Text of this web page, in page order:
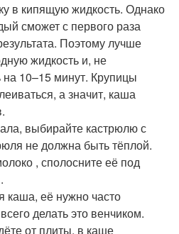
в кипящую жидкость. Однако
сможет с первого раза
Поэтому лучше
жидкость и, не
10–15 минут. Крупицы
а значит, каша
выбирайте кастрюлю с
не должна быть тёплой.
, сполосните её под
каша, её нужно часто
делать это венчиком.
от плиты, в каше